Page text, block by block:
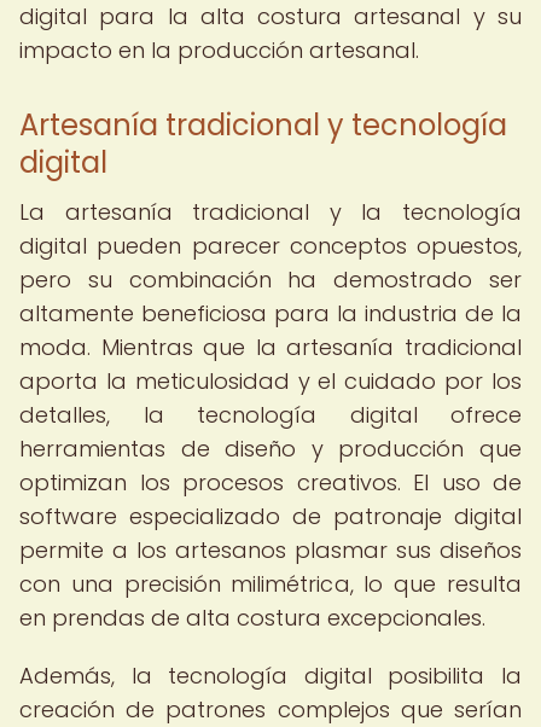
digital para la alta costura artesanal y su
impacto en la producción artesanal.
Artesanía tradicional y tecnología
digital
La artesanía tradicional y la tecnología
digital pueden parecer conceptos opuestos,
pero su combinación ha demostrado ser
altamente beneficiosa para la industria de la
moda. Mientras que la artesanía tradicional
aporta la meticulosidad y el cuidado por los
detalles, la tecnología digital ofrece
herramientas de diseño y producción que
optimizan los procesos creativos. El uso de
software especializado de patronaje digital
permite a los artesanos plasmar sus diseños
con una precisión milimétrica, lo que resulta
en prendas de alta costura excepcionales.
Además, la tecnología digital posibilita la
creación de patrones complejos que serían